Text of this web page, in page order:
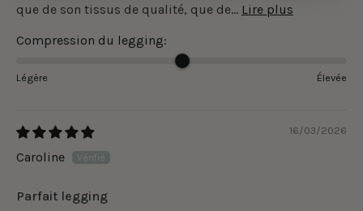
que de son tissus de qualité, que de... Lire plus
Compression du legging:
Légère Élevée
16/03/2026
Caroline
Parfait legging